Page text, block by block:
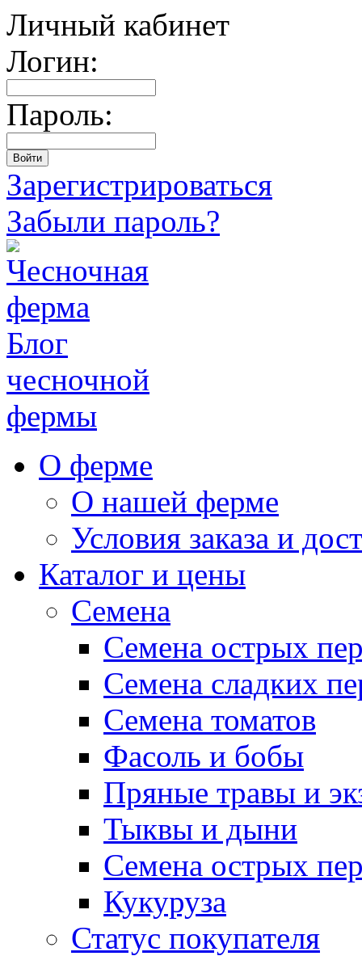
Личный кабинет
Логин:
Пароль:
Зарегистрироваться
Забыли пароль?
Блог
чесночной
фермы
О ферме
О нашей ферме
Условия заказа и
Каталог и цены
Семена
Семена острых
Семена сладких
Семена томатов
Фасоль и бобы
Пряные травы и
Тыквы и дыни
Семена острых
Кукуруза
Статус покупателя